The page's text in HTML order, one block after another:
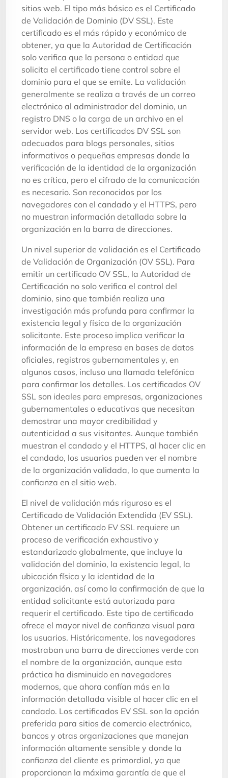
sitios web. El tipo más básico es el Certificado
de Validación de Dominio (DV SSL). Este
certificado es el más rápido y económico de
obtener, ya que la Autoridad de Certificación
solo verifica que la persona o entidad que
solicita el certificado tiene control sobre el
dominio para el que se emite. La validación
generalmente se realiza a través de un correo
electrónico al administrador del dominio, un
registro DNS o la carga de un archivo en el
servidor web. Los certificados DV SSL son
adecuados para blogs personales, sitios
informativos o pequeñas empresas donde la
verificación de la identidad de la organización
no es crítica, pero el cifrado de la comunicación
es necesario. Son reconocidos por los
navegadores con el candado y el HTTPS, pero
no muestran información detallada sobre la
organización en la barra de direcciones.
Un nivel superior de validación es el Certificado
de Validación de Organización (OV SSL). Para
emitir un certificado OV SSL, la Autoridad de
Certificación no solo verifica el control del
dominio, sino que también realiza una
investigación más profunda para confirmar la
existencia legal y física de la organización
solicitante. Este proceso implica verificar la
información de la empresa en bases de datos
oficiales, registros gubernamentales y, en
algunos casos, incluso una llamada telefónica
para confirmar los detalles. Los certificados OV
SSL son ideales para empresas, organizaciones
gubernamentales o educativas que necesitan
demostrar una mayor credibilidad y
autenticidad a sus visitantes. Aunque también
muestran el candado y el HTTPS, al hacer clic en
el candado, los usuarios pueden ver el nombre
de la organización validada, lo que aumenta la
confianza en el sitio web.
El nivel de validación más riguroso es el
Certificado de Validación Extendida (EV SSL).
Obtener un certificado EV SSL requiere un
proceso de verificación exhaustivo y
estandarizado globalmente, que incluye la
validación del dominio, la existencia legal, la
ubicación física y la identidad de la
organización, así como la confirmación de que la
entidad solicitante está autorizada para
requerir el certificado. Este tipo de certificado
ofrece el mayor nivel de confianza visual para
los usuarios. Históricamente, los navegadores
mostraban una barra de direcciones verde con
el nombre de la organización, aunque esta
práctica ha disminuido en navegadores
modernos, que ahora confían más en la
información detallada visible al hacer clic en el
candado. Los certificados EV SSL son la opción
preferida para sitios de comercio electrónico,
bancos y otras organizaciones que manejan
información altamente sensible y donde la
confianza del cliente es primordial, ya que
proporcionan la máxima garantía de que el